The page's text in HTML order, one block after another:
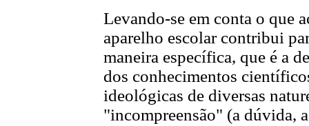
Levando-se em conta o que
aparelho escolar contribui
maneira específica, que é a
dos conhecimentos
ideológicas de diversas
"incompreensão" (a dúvida,